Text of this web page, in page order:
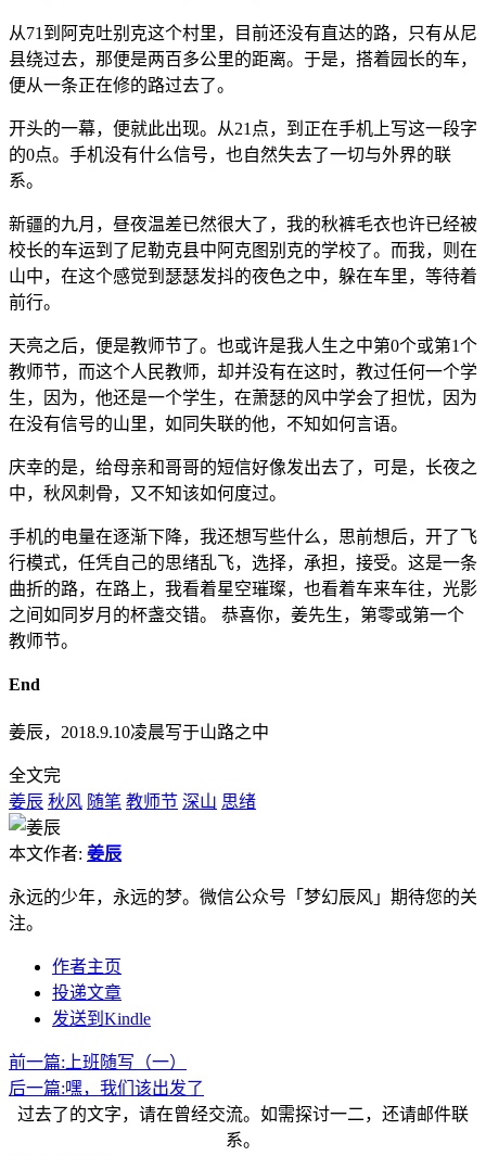
从71到阿克吐别克这个村里，目前还没有直达的路，只有从尼
县绕过去，那便是两百多公里的距离。于是，搭着园长的车，
便从一条正在修的路过去了。
开头的一幕，便就此出现。从21点，到正在手机上写这一段字
的0点。手机没有什么信号，也自然失去了一切与外界的联
系。
新疆的九月，昼夜温差已然很大了，我的秋裤毛衣也许已经被
校长的车运到了尼勒克县中阿克图别克的学校了。而我，则在
山中，在这个感觉到瑟瑟发抖的夜色之中，躲在车里，等待着
前行。
天亮之后，便是教师节了。也或许是我人生之中第0个或第1个
教师节，而这个人民教师，却并没有在这时，教过任何一个学
生，因为，他还是一个学生，在萧瑟的风中学会了担忧，因为
在没有信号的山里，如同失联的他，不知如何言语。
庆幸的是，给母亲和哥哥的短信好像发出去了，可是，长夜之
中，秋风刺骨，又不知该如何度过。
手机的电量在逐渐下降，我还想写些什么，思前想后，开了飞
行模式，任凭自己的思绪乱飞，选择，承担，接受。这是一条
曲折的路，在路上，我看着星空璀璨，也看着车来车往，光影
之间如同岁月的杯盏交错。 恭喜你，姜先生，第零或第一个
教师节。
End
姜辰，2018.9.10凌晨写于山路之中
全文完
姜辰 秋风 随笔 教师节 深山 思绪
本文作者: 姜辰
永远的少年，永远的梦。微信公众号「梦幻辰风」期待您的关
注。
作者主页
投递文章
发送到Kindle
前一篇: 上班随写（一）
后一篇:嘿，我们该出发了
过去了的文字，请在曾经交流。如需探讨一二，还请邮件联
系。